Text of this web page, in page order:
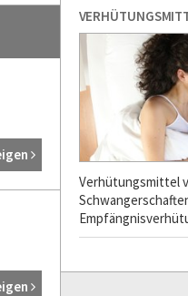
Verhütungsmittel